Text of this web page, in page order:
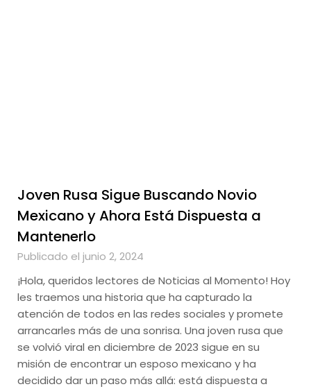
Joven Rusa Sigue Buscando Novio
Mexicano y Ahora Está Dispuesta a
Mantenerlo
Publicado el junio 2, 2024
¡Hola, queridos lectores de Noticias al Momento! Hoy
les traemos una historia que ha capturado la
atención de todos en las redes sociales y promete
arrancarles más de una sonrisa. Una joven rusa que
se volvió viral en diciembre de 2023 sigue en su
misión de encontrar un esposo mexicano y ha
decidido dar un paso más allá: está dispuesta a